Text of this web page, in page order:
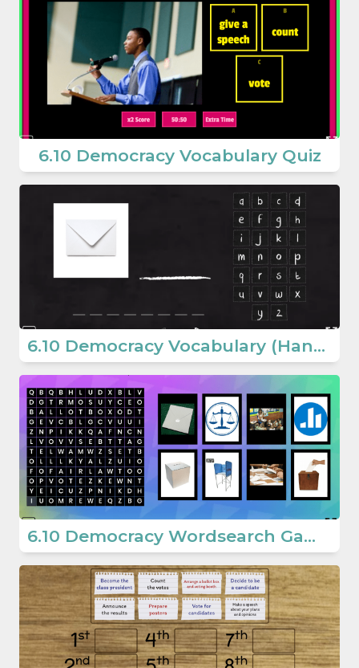
6.10 Democracy Vocabulary Quiz
6.10 Democracy Vocabulary (Hangman) (6.Sınıf İngilizce)
6.10 Democracy Wordsearch Game (6.Sınıf İngilizce)